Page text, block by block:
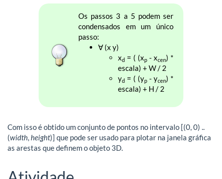
Os passos 3 a 5 podem ser
condensados em um único
passo:
∀ (x y)
xd= ( (xp - xcen) *
escala) + W / 2
yd= ( (yp - ycen) *
escala) + H / 2
Com isso é obtido um conjunto de pontos no intervalo [(0, 0) ..
(width,height)] que pode ser usado para plotar na janela gráfica
as arestas que definem o objeto 3D.